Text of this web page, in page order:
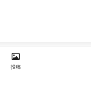
投稿